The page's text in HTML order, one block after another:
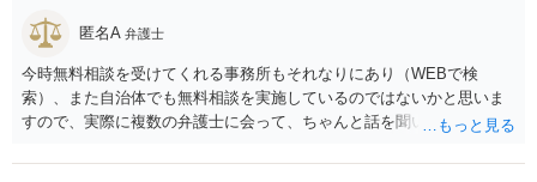
匿名A 弁護士
今時無料相談を受けてくれる事務所もそれなりにあり（WEBで検
索）、また自治体でも無料相談を実施しているのではないかと思いま
すので、実際に複数の弁護士に会って、ちゃんと話を聞いてくれる
はそもそも事案を把握できていないようですので、御相談の案件につ